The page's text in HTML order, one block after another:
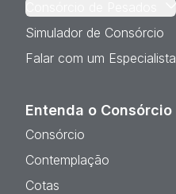
Consórcio de Pesados
Simulador de Consórcio
Falar com um Especialista
Entenda o Consórcio
Consórcio
Contemplação
Cotas